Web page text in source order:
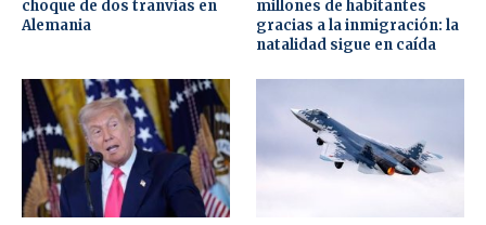
choque de dos tranvías en
Alemania
millones de habitantes
gracias a la inmigración: la
natalidad sigue en caída